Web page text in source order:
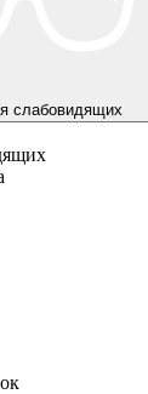
слабовидящих